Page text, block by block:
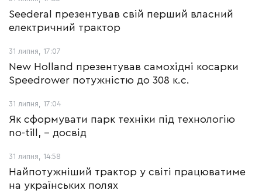
Seederal презентував свій перший власний
електричний трактор
31 липня, 17:07
New Holland презентував самохідні косарки
Speedrower потужністю до 308 к.с.
31 липня, 17:04
Як сформувати парк техніки під технологію
no-till, – досвід
31 липня, 14:58
Найпотужніший трактор у світі працюватиме
на українських полях